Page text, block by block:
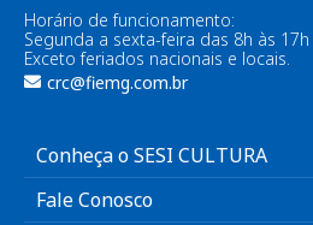
Horário de funcionamento:
Segunda a sexta-feira das 8h às 17h
Exceto feriados nacionais e locais.
crc@fiemg.com.br
Conheça o SESI CULTURA
Fale Conosco